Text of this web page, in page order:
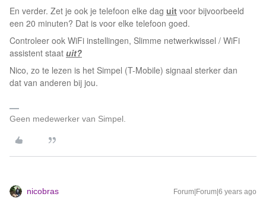
En verder. Zet je ook je telefoon elke dag uit voor bijvoorbeeld
een 20 minuten? Dat is voor elke telefoon goed.
Controleer ook WiFi instellingen, Slimme netwerkwissel / WiFi
assistent staat uit?
Nico, zo te lezen is het Simpel (T-Mobile) signaal sterker dan
dat van anderen bij jou.
Geen medewerker van Simpel.
nicobras Forum|Forum|6 years ago